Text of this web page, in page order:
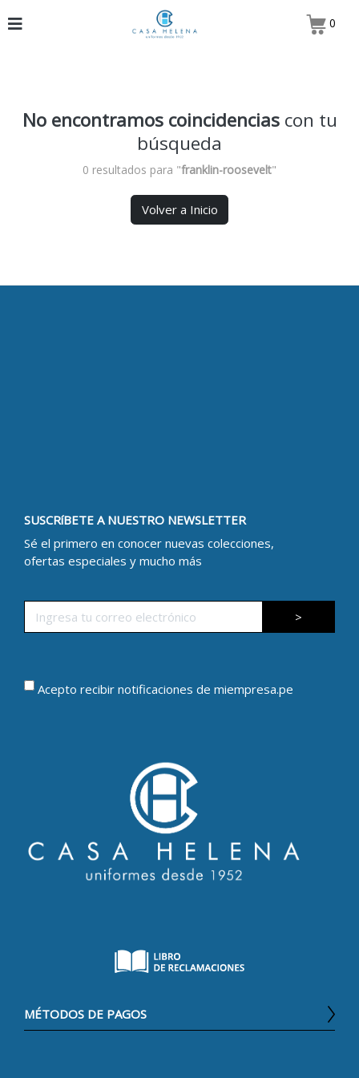
0
No encontramos coincidencias con tu
búsqueda
0 resultados para "franklin-roosevelt"
Volver a Inicio
SUSCRíBETE A NUESTRO NEWSLETTER
Sé el primero en conocer nuevas colecciones,
ofertas especiales y mucho más
>
Acepto recibir notificaciones de miempresa.pe
MÉTODOS DE PAGOS